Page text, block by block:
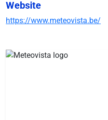
Website
https://www.meteovista.be/